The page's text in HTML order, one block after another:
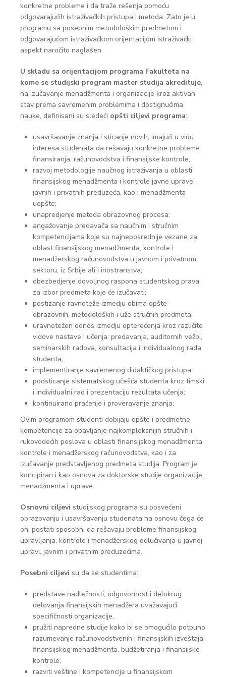
konkretne probleme i da traže rešenja pomoću
odgovarajućih istraživačkih pristupa i metoda. Zato je u
programu sa posebnim metodološkim predmetom i
odgovarajućom istraživačkom orijentacijom istraživački
aspekt naročito naglašen.
U skladu sa orijentacijom programa Fakulteta na
kome se studijski program master studija akredituje,
na izučavanje menadžmenta i organizacije kroz aktivan
stav prema savremenim problemima i dostignućima
nauke, definisani su sledeći opšti ciljevi programa:
usavršavanje znanja i sticanje novih, imajući u vidu
interesa studenata da rešavaju konkretne probleme
finansiranja, računovodstva i finansijske kontrole;
razvoj metodologije naučnog istraživanja u oblasti
finansijskog menadžmenta i kontrole javne uprave,
javnih i privatnih preduzeća, kao i menadžmenta
uopšte;
unapredjenje metoda obrazovnog procesa;
angažovanje predavača sa naučnim i stručnim
kompetencijama koje su najneposrednije vezane za
oblast finansijskog menadžmenta, kontrole i
menadžerskog računovodstva u javnom i privatnom
sektoru, iz Srbije ali i inostranstva;
obezbedjenje dovoljnog raspona studentskog prava
za izbor predmeta koje će izučavati;
postizanje ravnoteže izmedju obima opšte-
obrazovnih, metodoloških i uže stručnih predmeta;
uravnotežen odnos izmedju opterećenja kroz različite
vidove nastave i učenja: predavanja, auditornih vežbi,
seminarskih radova, konsultacija i individualnog rada
studenta;
implementiranje savremenog didaktičkog pristupa;
podsticanje sistematskog učešća studenta kroz timski
i individualni rad i prezentaciju rezultata učenja;
kontinuirano praćenje i proveravanje znanja;
Ovim programom studenti dobijaju opšte i predmetne
kompetencije za obavljanje najkompleksnijih stručnih i
rukovodećih poslova u oblasti finansijskog menadžmenta,
kontrole i menadžerskog računovodstva, kao i za
izučavanje predstavljenog predmeta studija. Program je
koncipiran i kao osnova za doktorske studije organizacije,
menadžmenta i uprave.
Osnovni ciljevi studijskog programa su posvećeni
obrazovanju i usavršavanju studenata na osnovu čega će
oni postati sposobni da rešavaju probleme finansijskog
upravljanja, kontrole i menadžerskog odlučivanja u javnoj
upravi, javnim i privatnim preduzećima.
Posebni ciljevi su da se studentima:
predstave nadležnosti, odgovornost i delokrug
delovanja finansijskih menadžera uvažavajući
specifičnosti organizacije,
pružiti napredne studije kako bi se omogućilo potpuno
razumevanje računovodstvenih i finansijskih izveštaja,
finansijskog menadžmenta, budžetiranja i finansijske
kontrole,
razviti veštine i kompetencije u finansijskom